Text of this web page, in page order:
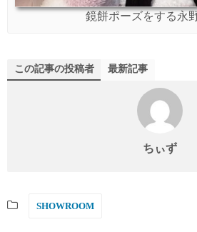
鏡餅ポーズをする永
この記事の投稿者 最新記事
ちぃず
SHOWROOM